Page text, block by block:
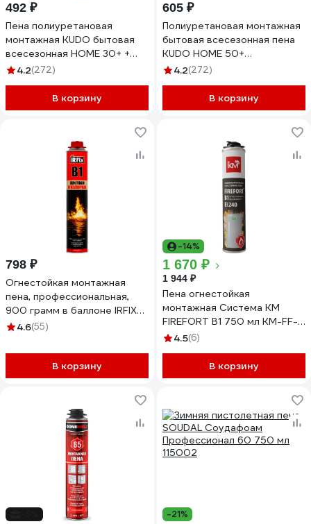
492 ₽
Пена полиуретановая
монтажная KUDO бытовая
всесезонная HOME 30+ +
KUPH10U30+
4.2(272)
В корзину
605 ₽
Полиуретановая монтажная
бытовая всесезонная пена
KUDO HOME 50+
KUPH10U50+
4.2(272)
В корзину
798 ₽
Огнестойкая монтажная
пена, профессиональная,
900 грамм в баллоне IRFIX
B1, Арт. производителя:
4.6(55)
В корзину
-14%
1 670 ₽
1 944 ₽
Пена огнестойкая
монтажная Система КМ
FIREFORT B1 750 мл KM-FF-
POM-B1
4.5(6)
В корзину
-21%